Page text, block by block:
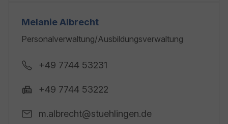
Melanie Albrecht
Personalverwaltung/Ausbildungsverwaltung
+49 7744 53231
+49 7744 53222
m.albrecht@stuehlingen.de